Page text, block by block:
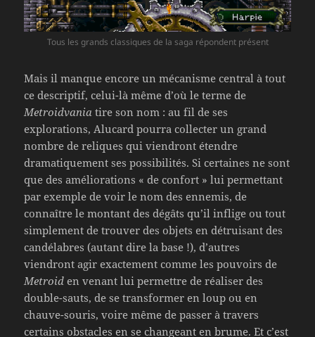
Tous les grands classiques de la saga répondent présent
Mais il manque encore un mécanisme central à tout
ce descriptif, celui-là même d’où le terme de
Metroidvania tire son nom : au fil de ses
explorations, Alucard pourra collecter un grand
nombre de reliques qui viendront étendre
dramatiquement ses possibilités. Si certaines ne sont
que des améliorations « de confort » lui permettant
par exemple de voir le nom des ennemis, de
connaître le montant des dégâts qu’il inflige ou tout
simplement de trouver des objets en détruisant des
candélabres (autant dire la base !), d’autres
viendront agir exactement comme les pouvoirs de
Metroid en venant lui permettre de réaliser des
double-sauts, de se transformer en loup ou en
chauve-souris, voire même de passer à travers
certains obstacles en se changeant en brume. Et c’est